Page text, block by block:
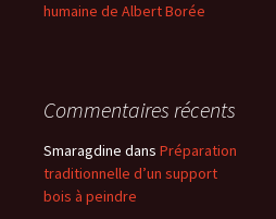
humaine de Albert Borée
Commentaires récents
Smaragdine dans Préparation
traditionnelle d’un support
bois à peindre